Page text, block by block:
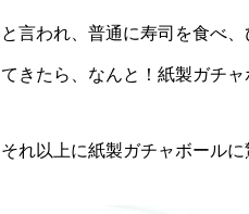
言われ、普通に寿司を食べ
きたら、なんと！紙製ガチャ
れ以上に紙製ガチャボールに